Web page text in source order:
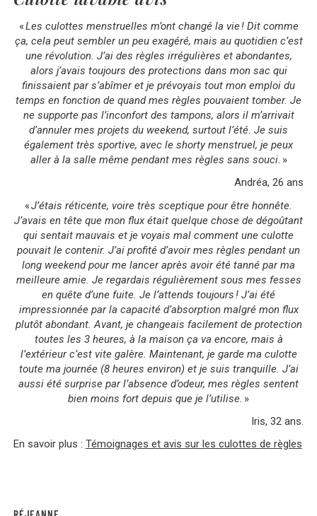
«Les culottes menstruelles m’ont changé la vie ! Dit comme
ça, cela peut sembler un peu exagéré, mais au quotidien c’est
une révolution. J’ai des règles irrégulières et abondantes,
alors j’avais toujours des protections dans mon sac qui
finissaient par s’abîmer et je prévoyais tout mon emploi du
temps en fonction de quand mes règles pouvaient tomber. Je
ne supporte pas l’inconfort des tampons, alors il m’arrivait
d’annuler mes projets du weekend, surtout l’été. Je suis
également très sportive, avec le shorty menstruel, je peux
aller à la salle même pendant mes règles sans souci. »
Andréa, 26 ans
«J’étais réticente, voire très sceptique pour être honnête.
J’avais en tête que mon flux était quelque chose de dégoûtant
qui sentait mauvais et je voyais mal comment une culotte
pouvait le contenir. J’ai profité d’avoir mes règles pendant un
long weekend pour me lancer après avoir été tanné par ma
meilleure amie. Je regardais régulièrement sous mes fesses
en quête d’une fuite. Je l’attends toujours ! J’ai été
impressionnée par la capacité d’absorption malgré mon flux
plutôt abondant. Avant, je changeais facilement de protection
toutes les 3 heures, à la maison ça va encore, mais à
l’extérieur c’est vite galère. Maintenant, je garde ma culotte
toute ma journée (8 heures environ) et je suis tranquille. J’ai
aussi été surprise par l’absence d’odeur, mes règles sentent
bien moins fort depuis que je l’utilise. »
Iris, 32 ans.
En savoir plus : Témoignages et avis sur les culottes de règles